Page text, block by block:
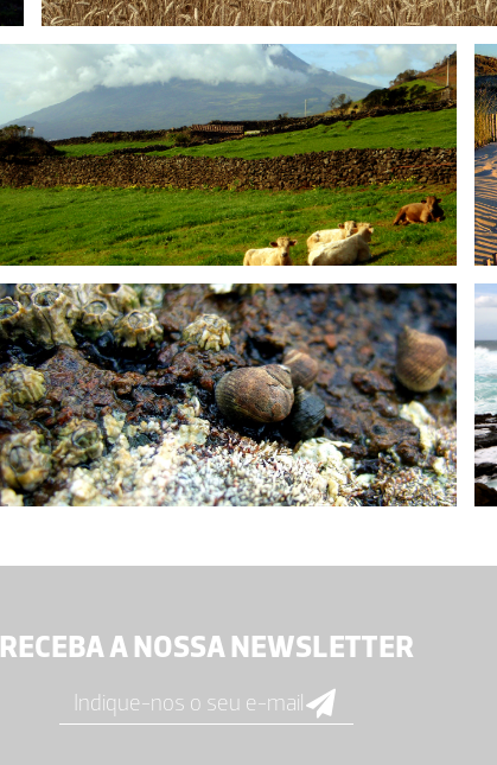
RECEBA A NOSSA NEWSLETTER